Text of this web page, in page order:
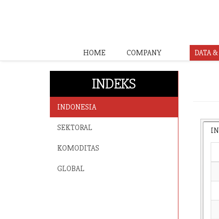
HOME COMPANY DATA
INDEKS
INDONESIA
SEKTORAL
KOMODITAS
GLOBAL